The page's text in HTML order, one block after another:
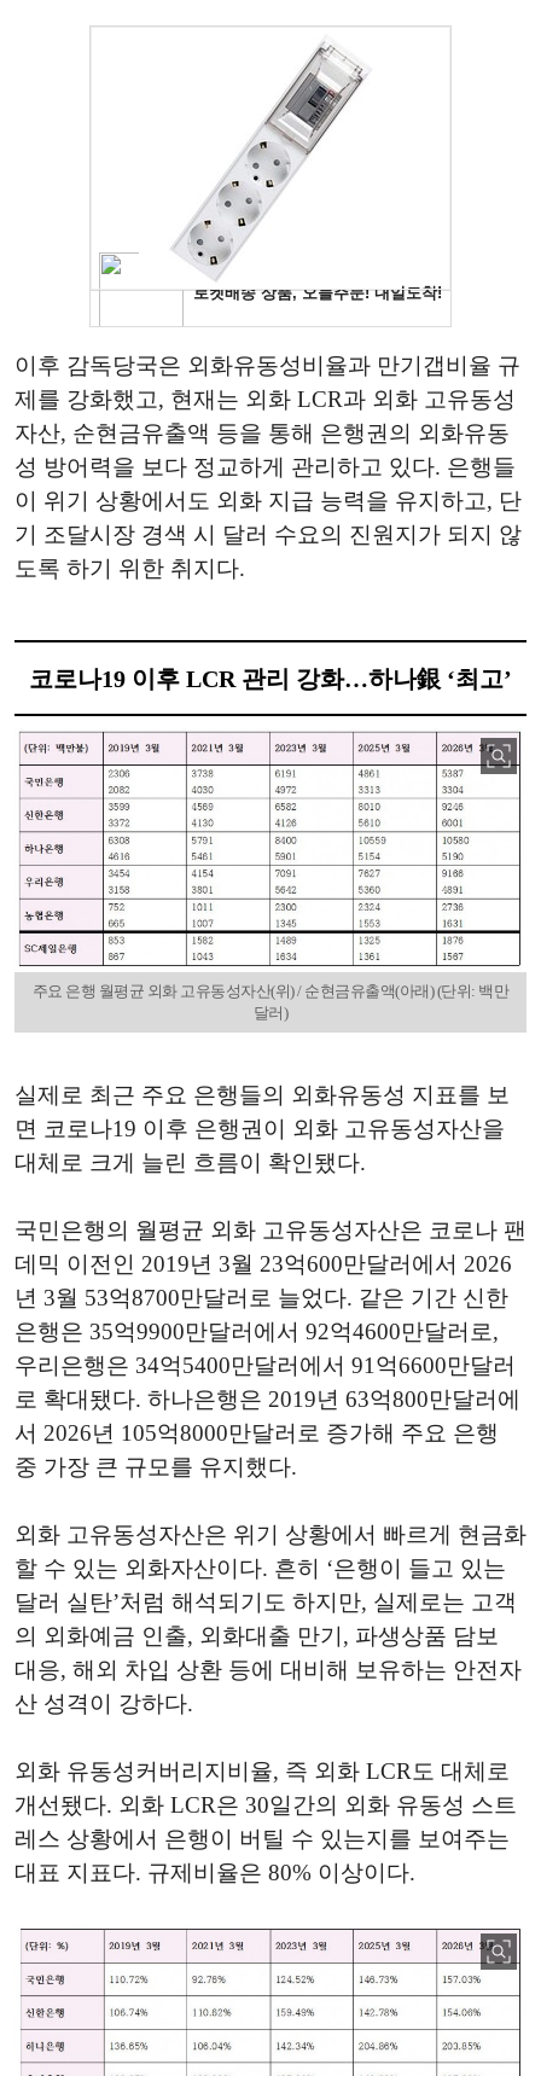
이후 감독당국은 외화유동성비율과 만기갭비율 규
제를 강화했고, 현재는 외화 LCR과 외화 고유동성
자산, 순현금유출액 등을 통해 은행권의 외화유동
성 방어력을 보다 정교하게 관리하고 있다. 은행들
이 위기 상황에서도 외화 지급 능력을 유지하고, 단
기 조달시장 경색 시 달러 수요의 진원지가 되지 않
도록 하기 위한 취지다.
코로나19 이후 LCR 관리 강화…하나銀 ‘최고’
주요 은행 월평균 외화 고유동성자산(위) / 순현금유출액(아래) (단위: 백만
달러)
실제로 최근 주요 은행들의 외화유동성 지표를 보
면 코로나19 이후 은행권이 외화 고유동성자산을
대체로 크게 늘린 흐름이 확인됐다.
국민은행의 월평균 외화 고유동성자산은 코로나 팬
데믹 이전인 2019년 3월 23억600만달러에서 2026
년 3월 53억8700만달러로 늘었다. 같은 기간 신한
은행은 35억9900만달러에서 92억4600만달러로,
우리은행은 34억5400만달러에서 91억6600만달러
로 확대됐다. 하나은행은 2019년 63억800만달러에
서 2026년 105억8000만달러로 증가해 주요 은행
중 가장 큰 규모를 유지했다.
외화 고유동성자산은 위기 상황에서 빠르게 현금화
할 수 있는 외화자산이다. 흔히 ‘은행이 들고 있는
달러 실탄’처럼 해석되기도 하지만, 실제로는 고객
의 외화예금 인출, 외화대출 만기, 파생상품 담보
대응, 해외 차입 상환 등에 대비해 보유하는 안전자
산 성격이 강하다.
외화 유동성커버리지비율, 즉 외화 LCR도 대체로
개선됐다. 외화 LCR은 30일간의 외화 유동성 스트
레스 상황에서 은행이 버틸 수 있는지를 보여주는
대표 지표다. 규제비율은 80% 이상이다.